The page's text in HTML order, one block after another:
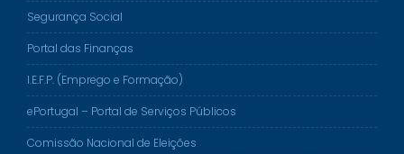
Segurança Social
Portal das Finanças
I.E.F.P. (Emprego e Formação)
ePortugal – Portal de Serviços Públicos
Comissão Nacional de Eleições